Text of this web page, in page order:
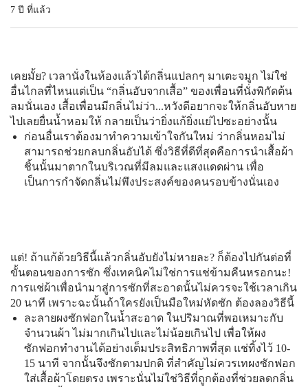
7 ปี ที่แล้ว
เคยมั้ย? เวลานั่งในห้องแล้วได้กลิ่นแปลกๆ มาเตะจมูก ไม่ใช่
อื่นไกลที่ไหนแต่เป็น “กลิ่นอับจากเสื้อ” ของเพื่อนที่นั่งพิกัดต้น
ลมนั่นเอง เสื้อเพื่อนมีกลิ่นไม่ว่า...หวังดีอยากจะให้กลิ่นอับหาย
ไปเลยยื่นน้ำหอมให้ กลายเป็นว่ายิ่งแก้ยิ่งแย่ไปซะอย่างนั้น
ก่อนอื่นเราต้องมาทำความเข้าใจกันใหม่ ว่ากลิ่นหอมไม่
สามารถช่วยกลบกลิ่นอับได้ ซึ่งวิธีที่ดีที่สุดคือการนำเสื้อผ้า
ชิ้นนั้นมาตากในบริเวณที่มีลมและแสงแดดผ่าน เพื่อ
เป็นการกำจัดกลิ่นไม่พึงประสงค์ของคนรอบข้างนั่นเอง
แต่! ถ้าแก้ด้วยวิธีนี้แล้วกลิ่นอับยังไม่หายละ? ก็ต้องไปกันต่อที่
ขั้นตอนของการซัก ซึ่งเทคนิคไม่ใช่การแช่ข้ามคืนหรอกนะ!
การแช่ผ้าเพื่อนำมาสู่การซักที่สะอาดนั้นไม่ควรจะใช้เวลาเกิน
20 นาที เพราะฉะนั้นถ้าใครยังเป็นมือใหม่หัดซัก ต้องลองวิธีนี้
ละลายผงซักฟอกในน้ำสะอาด ในปริมาณที่พอเหมาะกับ
จำนวนผ้า ไม่มากเกินไปและไม่น้อยเกินไป เพื่อให้ผง
ซักฟอกทำงานได้อย่างเต็มประสิทธิภาพที่สุด แช่ทิ้งไว้ 10-
15 นาที จากนั้นจึงซักตามปกติ ที่สำคัญไม่ควรเทผงซักฟอก
ใส่เสื้อผ้าโดยตรง เพราะนั่นไม่ใช่วิธีที่ถูกต้องที่ช่วยลดกลิ่น